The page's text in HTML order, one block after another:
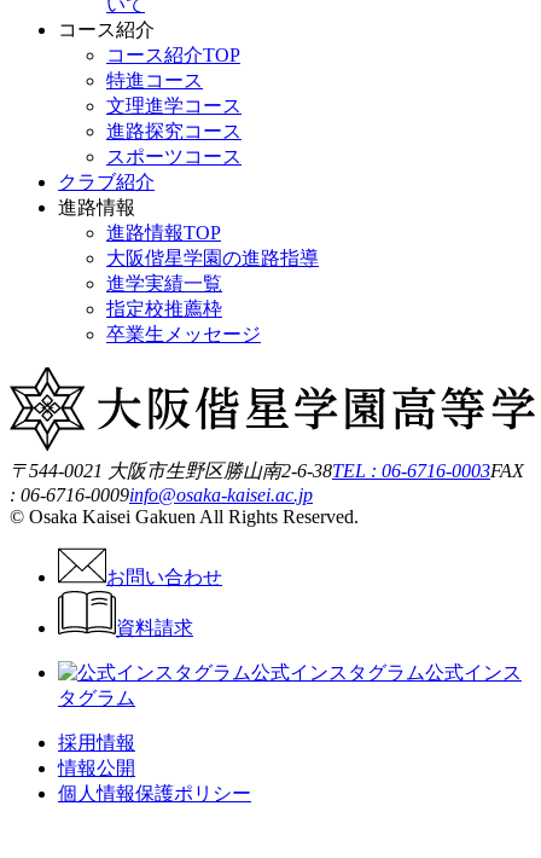
コース紹介
コース紹介TOP
特進コース
文理進学コース
進路探究コース
スポーツコース
クラブ紹介
進路情報
進路情報TOP
大阪偕星学園の進路指導
進学実績一覧
指定校推薦枠
卒業生メッセージ
〒544-0021 大阪市生野区勝山南2-6-38TEL : 06-6716-0003FAX
: 06-6716-0009info@osaka-kaisei.ac.jp
© Osaka Kaisei Gakuen All Rights Reserved.
お問い合わせ
資料請求
公式インスタグラム公式インス
タグラム
採用情報
情報公開
個人情報保護ポリシー